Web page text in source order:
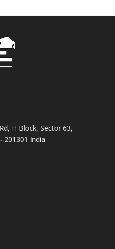
H Block, Sector 63,
201301 India